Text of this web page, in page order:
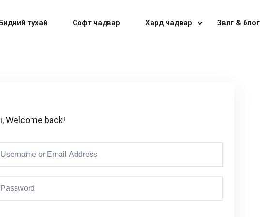
тухай Софт чадвар Хард чадвар Зөвлөгөө & блог
Welcome back!
Don’t have an account?Sign up